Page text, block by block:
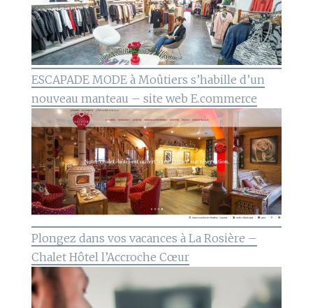
ESCAPADE MODE à Moûtiers s’habille d’un
nouveau manteau – site web E.commerce
Plongez dans vos vacances à La Rosière –
Chalet Hôtel l’Accroche Cœur